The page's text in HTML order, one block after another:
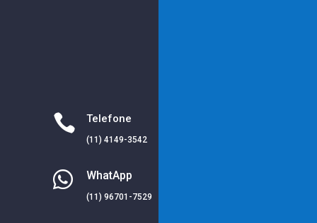
 Telefone
(11) 4149-3542
 WhatApp
(11) 96701-7529